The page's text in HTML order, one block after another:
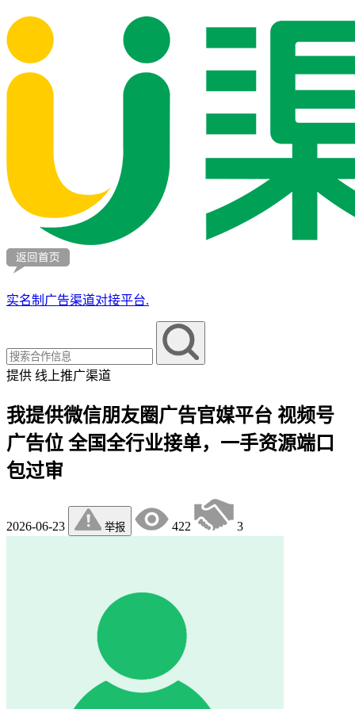
实名制广告渠道对接平台.
提供 线上推广渠道
我提供微信朋友圈广告官媒平台 视频号
广告位 全国全行业接单，一手资源端口
包过审
2026-06-23 举报 422 3